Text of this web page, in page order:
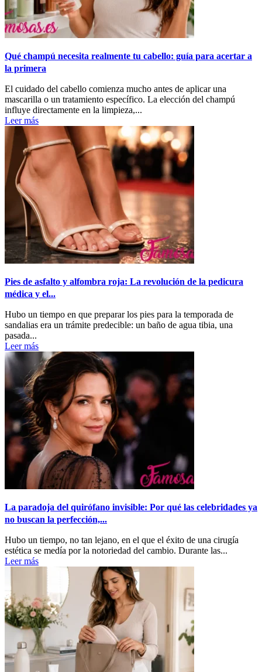
Qué champú necesita realmente tu cabello: guía para acertar a
la primera
El cuidado del cabello comienza mucho antes de aplicar una
mascarilla o un tratamiento específico. La elección del champú
influye directamente en la limpieza,...
Leer más
Pies de asfalto y alfombra roja: La revolución de la pedicura
médica y el...
Hubo un tiempo en que preparar los pies para la temporada de
sandalias era un trámite predecible: un baño de agua tibia, una
pasada...
Leer más
La paradoja del quirófano invisible: Por qué las celebridades ya
no buscan la perfección,...
Hubo un tiempo, no tan lejano, en el que el éxito de una cirugía
estética se medía por la notoriedad del cambio. Durante las...
Leer más